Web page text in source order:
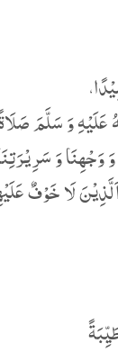
وَ سَلَّمَ
وَجْھِنَا وَ
لَا خَوْفٌ